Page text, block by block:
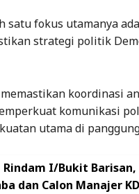
satu fokus utamanya
strategi politik
memastikan koordinasi
komunikasi
utama di
I/Bukit
dan Calon Manajer